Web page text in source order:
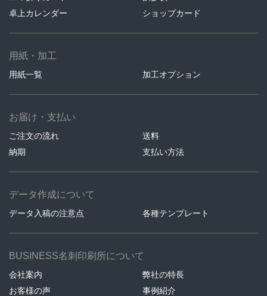
卓上カレンダー
ショップカード
用紙・加工
用紙一覧 加工オプション
お届け・支払い
ご注文の流れ
送料
納期
支払い方法
データ作成について
データ入稿の注意点 各種テンプレート
BUSINESS名刺印刷所について
会社案内
弊社の特長
お客様の声
事例紹介